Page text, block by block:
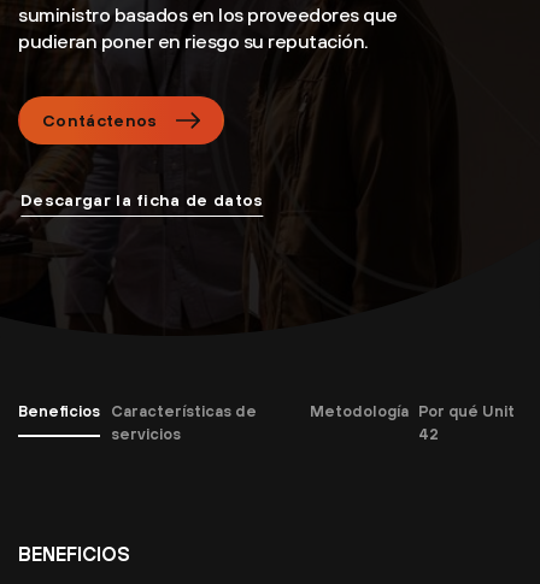
suministro basados en los proveedores que
pudieran poner en riesgo su reputación.
Contáctenos
Descargar la ficha de datos
Beneficios
Características de
servicios
Metodología
Por qué Unit
42
BENEFICIOS